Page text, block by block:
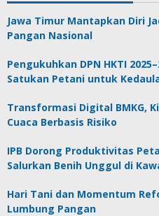
Jawa Timur Mantapkan Diri
Pangan Nasional
Pengukuhkan DPN HKTI
Satukan Petani untuk
Transformasi Digital BMKG,
Cuaca Berbasis Risiko
IPB Dorong Produktivitas
Salurkan Benih Unggul di
Hari Tani dan Momentum
Lumbung Pangan